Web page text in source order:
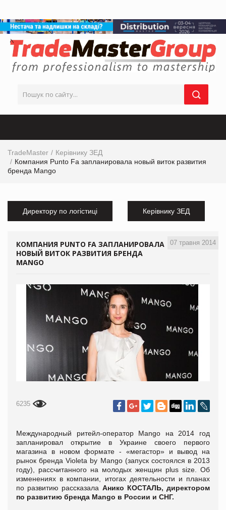
TradeMaster
Керівнику ЗЕД
Компания Punto Fa запланировала новый виток развития
бренда Mango
Директору по логістиці Керівнику ЗЕД
07 травня 2014
КОМПАНИЯ PUNTO FA ЗАПЛАНИРОВАЛА
НОВЫЙ ВИТОК РАЗВИТИЯ БРЕНДА
MANGO
6235
Международный ритейл-оператор Mango на 2014 год
запланировал открытие в Украине своего первого
магазина в новом формате - «мегастор» и вывод на
рынок бренда Violeta by Mango (запуск состоялся в 2013
году), рассчитанного на молодых женщин plus size. Об
изменениях в компании, итогах деятельности и планах
по развитию рассказала Анико КОСТАЛЬ, директором
по развитию бренда Mango в России и СНГ.